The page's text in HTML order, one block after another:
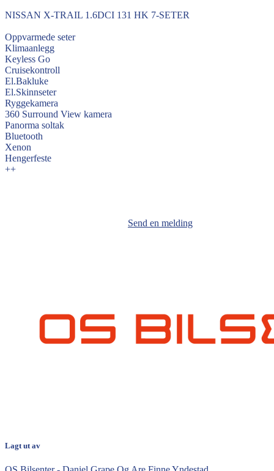
NISSAN X-TRAIL 1.6DCI 131 HK 7-SETER
Oppvarmede seter
Klimaanlegg
Keyless Go
Cruisekontroll
El.Bakluke
El.Skinnseter
Ryggekamera
360 Surround View kamera
Panorma soltak
Bluetooth
Xenon
Hengerfeste
++
Send en melding
Lagt ut av